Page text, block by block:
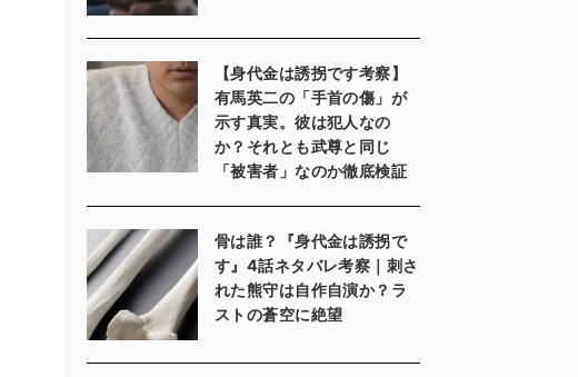
【身代金は誘拐です考察】
有馬英二の「手首の傷」が
示す真実。彼は犯人なの
か？それとも武尊と同じ
「被害者」なのか徹底検証
骨は誰？『身代金は誘拐で
す』4話ネタバレ考察｜刺さ
れた熊守は自作自演か？ラ
ストの蒼空に絶望